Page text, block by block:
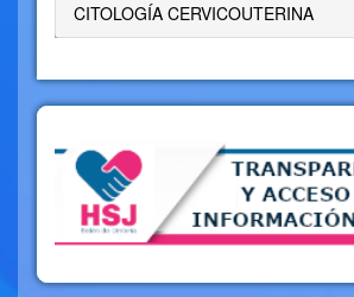
CITOLOGÍA CERVICOUTERINA